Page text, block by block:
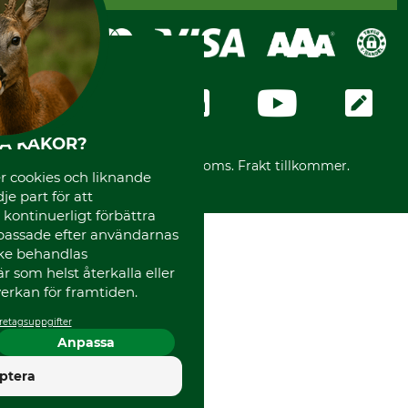
Köpvillkor - 2025-06-18
Dataskydd
Integritetspolicy
Ångerrätt
Ångerrätt för din beställning
Reklamationer
Frakter
Swish
Om oss
GRUBE-Gruppen
Företagsuppgifter
Karriär
Vår personal
Varumärken
Instagram TOS
Media
Code of Conduct
*Alla priser inklusive moms. Frakt tillkommer.
KAKOR?
cookies och liknande
part för att
kontinuerligt förbättra
efter användarnas
behandlas
som helst återkalla eller
för framtiden.
Anpassa